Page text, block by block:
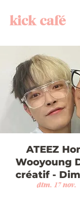
kick café
ATEEZ
Wooyoung
créatif -
dim. 17 nov.